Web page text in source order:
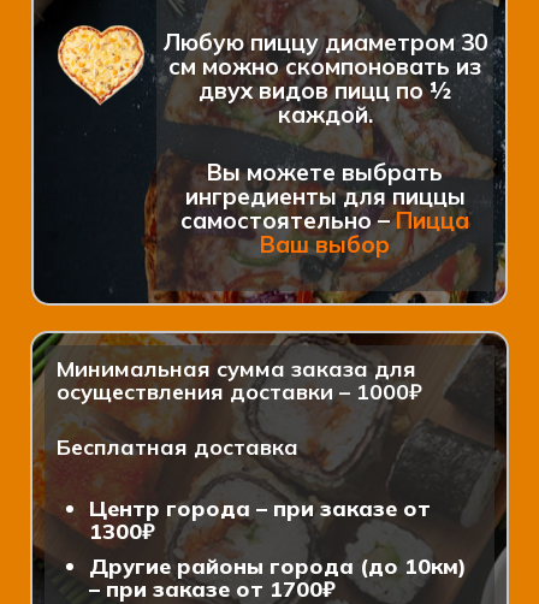
Любую пиццу диаметром 30
см можно скомпоновать из
двух видов пицц по ½
каждой.
Вы можете выбрать
ингредиенты для пиццы
самостоятельно –Пицца
Ваш выбор
Минимальная сумма заказа для
осуществления доставки – 1000₽
Бесплатная доставка
Центр города – при заказе от
1300₽
Другие районы города (до 10км)
– при заказе от 1700₽